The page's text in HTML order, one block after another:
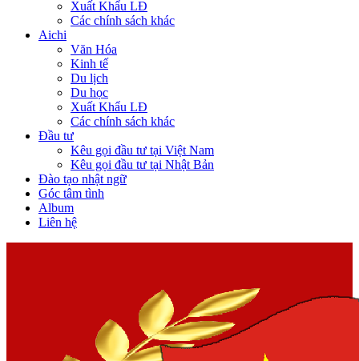
Xuất Khẩu LĐ
Các chính sách khác
Aichi
Văn Hóa
Kinh tế
Du lịch
Du học
Xuất Khẩu LĐ
Các chính sách khác
Đầu tư
Kêu gọi đầu tư tại Việt Nam
Kêu gọi đầu tư tại Nhật Bản
Đào tạo nhật ngữ
Góc tâm tình
Album
Liên hệ